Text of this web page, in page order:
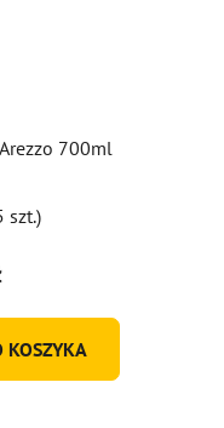
700ml
szt.)
KOSZYKA